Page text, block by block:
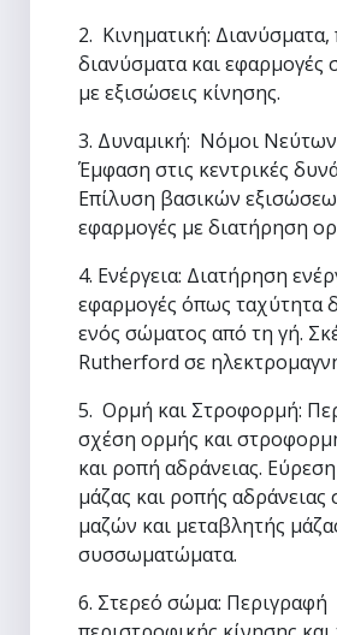
2. Κινηματική: Διανύσματα,
διανύσματα και εφαρμογές
με εξισώσεις κίνησης.
3. Δυναμική: Νόμοι
Έμφαση στις κεντρικές
Επίλυση βασικών
εφαρμογές με διατήρηση
4. Ενέργεια: Διατήρηση
εφαρμογές όπως ταχύτητα
ενός σώματος από τη γή.
Rutherford σε
5. Ορμή και Στροφορμή:
σχέση ορμής και
και ροπή αδράνειας.
μάζας και ροπής
μαζών και μεταβλητής
συσσωματώματα.
6. Στερεό σώμα: Περιγραφή